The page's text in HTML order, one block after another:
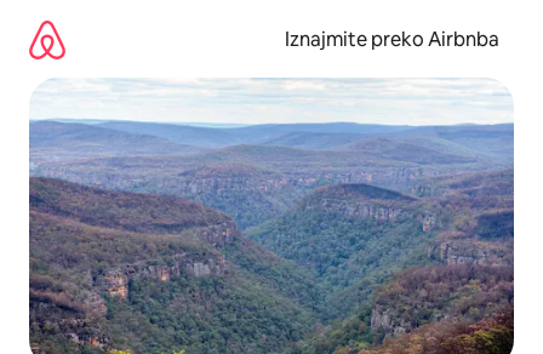
sadržaj
Iznajmite preko Airbnba